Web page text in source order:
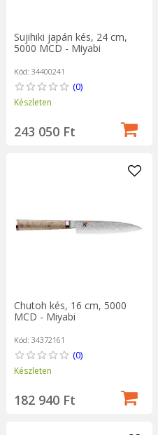
Sujihiki japán kés, 24 cm,
5000 MCD - Miyabi
Kód: 34400241
(0)
Készleten
243 050 Ft
Chutoh kés, 16 cm, 5000
MCD - Miyabi
Kód: 34372161
(0)
Készleten
182 940 Ft